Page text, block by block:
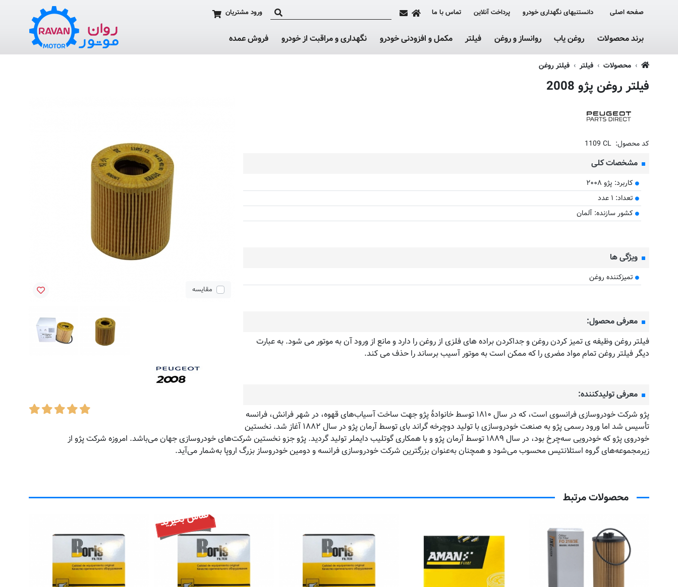
صفحه اصلی دانستنیهای نگهداری خودرو پرداخت آنلاین تماس با ما ورود مشتریان
برند محصولات روغن یاب روانساز و روغن فیلتر مکمل و افزودنی خودرو نگهداری و مراقبت از خودرو فروش عمده
محصولات فیلتر فیلتر روغن
فیلتر روغن پژو 2008
مقایسه
کد محصول: 1109 CL
مشخصات کلی
کاربرد: پژو ۲۰۰۸
تعداد: ۱ عدد
کشور سازنده: آلمان
ویژگی ها
تمیزکننده روغن
معرفی محصول:
فیلتر روغن وظیفه ی تمیز کردن روغن و جداکردن براده های فلزی از روغن را دارد و مانع از ورود آن به موتور می شود. به عبارت
دیگر فیلتر روغن تمام مواد مضری را که ممکن است به موتور آسیب برساند را حذف می کند.
معرفی تولیدکننده:
پژو شرکت خودروسازی فرانسوی است، که در سال ۱۸۱۰ توسط خانوادهٔ پژو جهت ساخت آسیاب‌های قهوه، در شهر فرانش، فرانسه
تأسیس شد اما ورود رسمی پژو به صنعت خودروسازی با تولید دوچرخه گراند بای توسط آرمان پژو در سال ۱۸۸۲ آغاز شد. نخستین
خودروی پژو که خودرویی سه‌چرخ بود، در سال ۱۸۸۹ توسط آرمان پژو و با همکاری گوتلیب دایملر تولید گردید. پژو جزو نخستین شرکت‌های خودروسازی جهان می‌باشد. امروزه شرکت پژو از
زیرمجموعه‌های گروه استلانتیس محسوب می‌شود و همچنان به‌عنوان بزرگترین شرکت خودروسازی فرانسه و دومین خودروساز بزرگ اروپا به‌شمار می‌آید.
محصولات مرتبط
تماس بگیرید